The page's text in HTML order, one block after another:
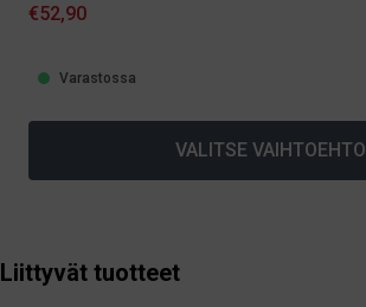
€52,90
Varastossa
VALITSE VAIHTOEHTO
Liittyvät tuotteet